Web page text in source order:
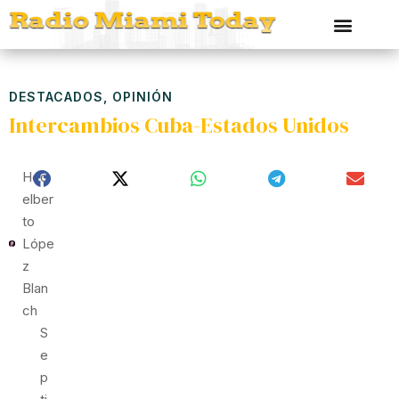
DESTACADOS OPINIÓN
Intercambios Cuba-Estados Unidos
Hed
Elber
To
Lópe
Z
Blan
Ch
S
E
P